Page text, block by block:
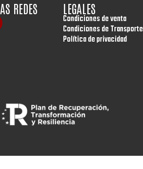
REDES LEGALES
Condiciones de venta
Condiciones de Transporte
Política de privacidad